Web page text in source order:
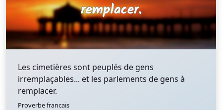
Les cimetières sont peuplés de gens
irremplaçables... et les parlements de gens à
remplacer.
Proverbe francais